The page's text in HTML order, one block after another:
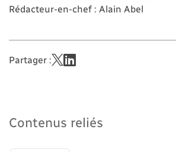
Rédacteur-en-chef : Alain Abel
Partager :
Contenus reliés